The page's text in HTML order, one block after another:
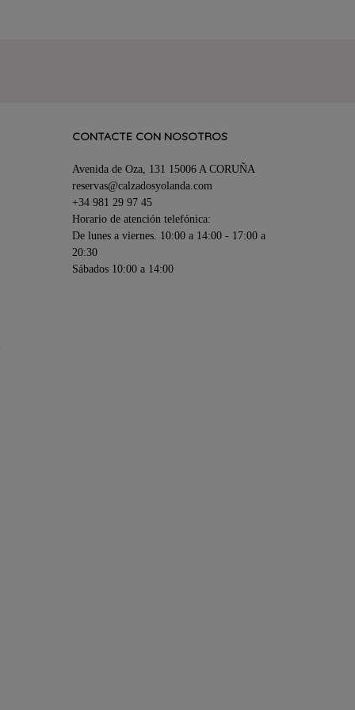
CONTACTE CON NOSOTROS
Avenida de Oza, 131 15006 A CORUÑA
reservas@calzadosyolanda.com
+34 981 29 97 45
Horario de atención telefónica:
De lunes a viernes. 10:00 a 14:00 - 17:00 a
20:30
Sábados 10:00 a 14:00